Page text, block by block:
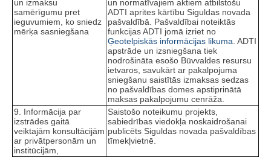
un izmaksu
samērīgumu pret
ieguvumiem, ko sniedz
mērķa sasniegšana
un normatīvajiem aktiem atbilstošu
ADTI aprites kārtību Siguldas novada
pašvaldībā. Pašvaldībai noteiktās
funkcijas ADTI jomā izriet no
Ģeotelpiskās informācijas likuma. ADTI
apstrāde un izsniegšana tiek
nodrošināta esošo Būvvaldes resursu
ietvaros, savukārt ar pakalpojuma
sniegšanu saistītās izmaksas sedzas
no pašvaldības domes apstiprinātā
maksas pakalpojumu cenrāža.
9. Informācija par
izstrādes gaitā
veiktajām konsultācijām
ar privātpersonām un
institūcijām,
Saistošo noteikumu projekts,
sabiedrības viedokļa noskaidrošanai
publicēts Siguldas novada pašvaldības
tīmekļvietnē.